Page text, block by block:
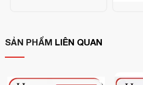
SẢN PHẨM LIÊN QUAN